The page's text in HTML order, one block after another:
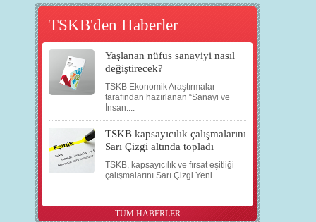
TSKB'den Haberler
Yaşlanan nüfus sanayiyi nasıl
değiştirecek?
TSKB Ekonomik Araştırmalar
tarafından hazırlanan “Sanayi ve
İnsan:...
TSKB kapsayıcılık çalışmalarını
Sarı Çizgi altında topladı
TSKB, kapsayıcılık ve fırsat eşitliği
çalışmalarını Sarı Çizgi Yeni...
TÜM HABERLER